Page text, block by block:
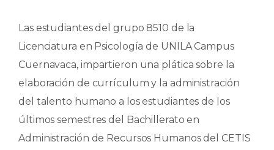
Las estudiantes del grupo 8510 de la
Licenciatura en Psicología de UNILA Campus
Cuernavaca, impartieron una plática sobre la
elaboración de currículum y la administración
del talento humano a los estudiantes de los
últimos semestres del Bachillerato en
Administración de Recursos Humanos del CETIS